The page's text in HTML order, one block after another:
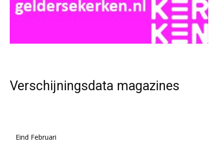
Verschijningsdata magazines
Eind Februari